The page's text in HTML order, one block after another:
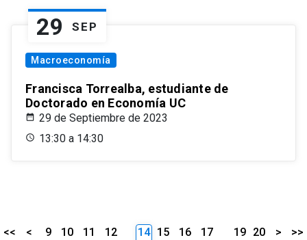
29 SEP
Macroeconomía
Francisca Torrealba, estudiante de
Doctorado en Economía UC
29 de Septiembre de 2023
13:30 a 14:30
<< < 9 10 11
12
14 15 16
17
19 20 > >>